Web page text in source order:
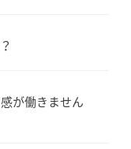
が働きません